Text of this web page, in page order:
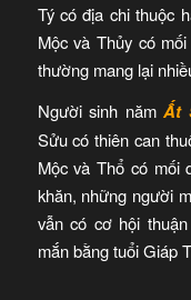
Tý có địa chi thuộc
Mộc và Thủy có
thường mang lại
Người sinh nămẤt
Sửu có thiên can
Mộc và Thổ có mối
khăn, những người
vẫn có cơ hội
mắn bằng tuổi Giáp